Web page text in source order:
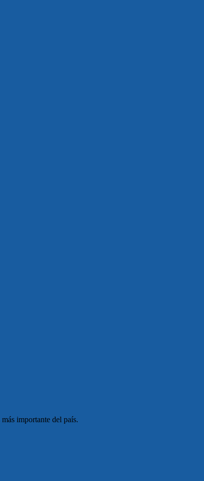
importante del país.